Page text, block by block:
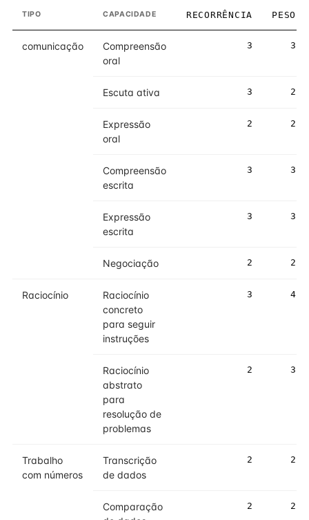
TIPO CAPACIDADE RECORRÊNCIA PESO
comunicação
Compreensão
oral
3 3
Escuta ativa 3 2
Expressão
oral
2 2
Compreensão
escrita
3 3
Expressão
escrita
3 3
Negociação 2 2
Raciocínio
Raciocínio
concreto
para seguir
instruções
3 4
Raciocínio
abstrato
para
resolução de
problemas
2 3
Trabalho
com números
Transcrição
de dados
2 2
Comparação
2 2